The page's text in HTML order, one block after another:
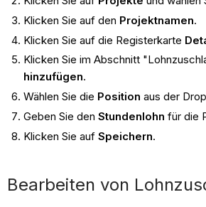
Klicken Sie auf den Projektnamen.
Klicken Sie auf die Registerkarte
Klicken Sie im Abschnitt
hinzufügen.
Wählen Sie die Position aus der
Geben Sie den Stundenlohn für die
Klicken Sie auf Speichern.
Bearbeiten von